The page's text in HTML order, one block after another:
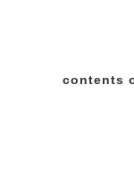
contents